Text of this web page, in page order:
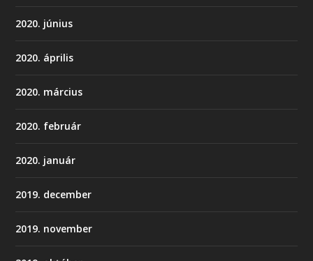
2020. június
2020. április
2020. március
2020. február
2020. január
2019. december
2019. november